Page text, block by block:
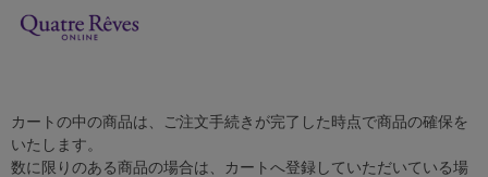
カートの中の商品は、ご注文手続きが完了した時点で商品の確保を
いたします。
数に限りのある商品の場合は、カートへ登録していただいている場